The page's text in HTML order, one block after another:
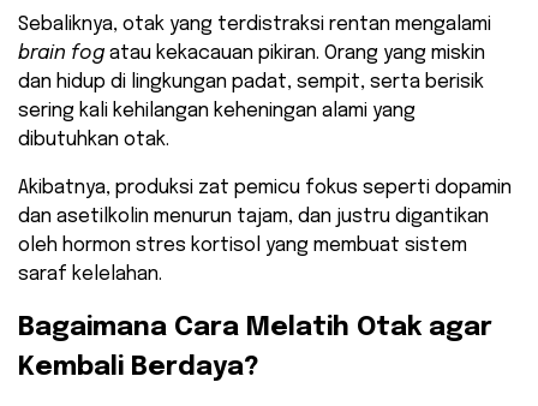
​Sebaliknya, otak yang terdistraksi rentan mengalami
brain fog atau kekacauan pikiran. Orang yang miskin
dan hidup di lingkungan padat, sempit, serta berisik
sering kali kehilangan keheningan alami yang
dibutuhkan otak.
Akibatnya, produksi zat pemicu fokus seperti dopamin
dan asetilkolin menurun tajam, dan justru digantikan
oleh hormon stres kortisol yang membuat sistem
saraf kelelahan.
​Bagaimana Cara Melatih Otak agar
Kembali Berdaya?